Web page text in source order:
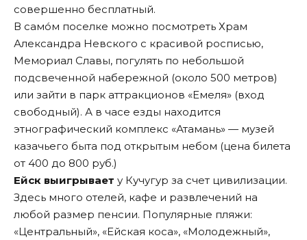
совершенно бесплатный.
В самóм поселке можно посмотреть Храм
Александра Невского с красивой росписью,
Мемориал Славы, погулять по небольшой
подсвеченной набережной (около 500 метров)
или зайти в парк аттракционов «Емеля» (вход
свободный). А в часе езды находится
этнографический комплекс «Атамань» — музей
казачьего быта под открытым небом (цена билета
от 400 до 800 руб.)
Ейск выигрывает у Кучугур за счет цивилизации.
Здесь много отелей, кафе и развлечений на
любой размер пенсии. Популярные пляжи:
«Центральный», «Ейская коса», «Молодежный»,